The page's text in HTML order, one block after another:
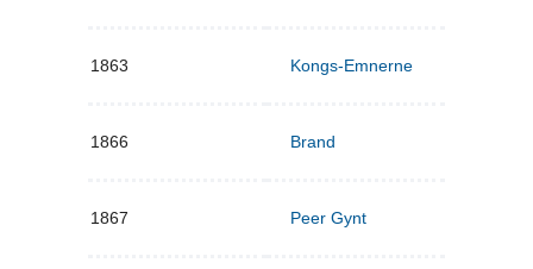
1863 Kongs-Emnerne
1866 Brand
1867 Peer Gynt